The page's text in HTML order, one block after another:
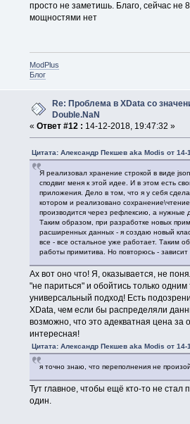
просто не заметишь. Благо, сейчас
мощностями нет
ModPlus
Блог
Re: Проблема в XData со
Double.NaN
« Ответ #12 : 14-12-2018, 19:47:32 »
Цитата: Александр Пекшев aka Modis от 14-
Я реализовал хранение строкой в виде
сподвиг меня к этой идее. И в этом есть
приложения. Дело в том, что я у себя
котором и реализовано
производится через рефлексию, а
Таким образом, при разработке новых
расширенных данных - я создаю новый
все - все остальное уже работает. Таким
работы примитива. Но повторюсь -
Ах вот оно что! Я, оказывается, не
"не париться" и обойтись только
универсальный подход! Есть
XData, чем если бы распределяли
возможно, что это адекватная цена за
интересная!
Цитата: Александр Пекшев aka Modis от 14-
я точно знаю, что переполнения не
Тут главное, чтобы ещё кто-то не стал
один.